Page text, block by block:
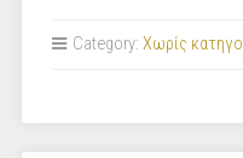
Category: Χωρίς